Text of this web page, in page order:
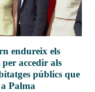
endureix els
accedir als
públics que
Palma